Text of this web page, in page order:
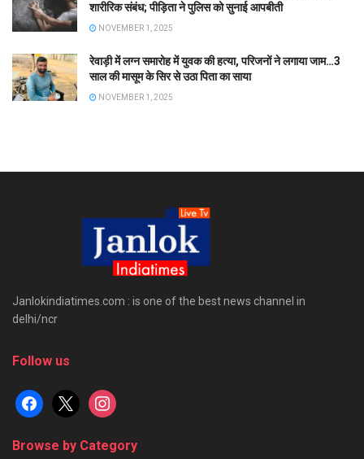
शारीरिक संबंध; पीड़िता ने पुलिस को सुनाई आपबीती
NOVEMBER 1, 2025
रेवाड़ी में लग्न समारोह में युवक की हत्या, परिजनों ने लगाया जाम…3
साल की मासूम के सिर से उठा पिता का साया
NOVEMBER 1, 2025
Janlokindiatimes.com : is one of the best news channel in
delhi/ncr
Follow us
facebook
x instagram
Browse by Category